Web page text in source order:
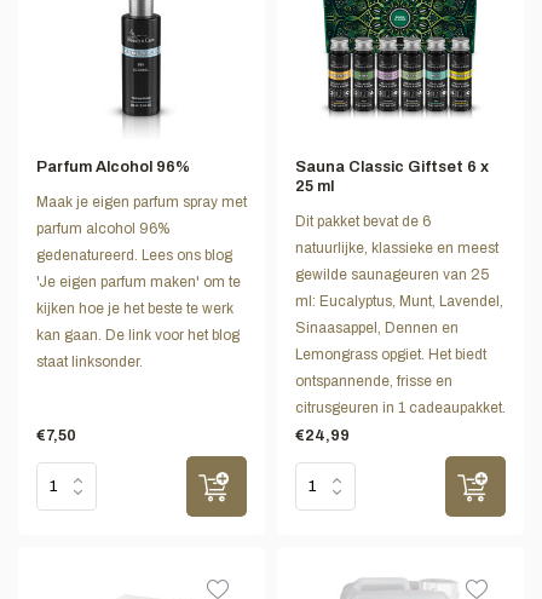
Parfum Alcohol 96%
Maak je eigen parfum spray met
parfum alcohol 96%
gedenatureerd. Lees ons blog
'Je eigen parfum maken' om te
kijken hoe je het beste te werk
kan gaan. De link voor het blog
staat linksonder.
€7,50
Sauna Classic Giftset 6 x
25 ml
Dit pakket bevat de 6
natuurlijke, klassieke en meest
gewilde saunageuren van 25
ml: Eucalyptus, Munt, Lavendel,
Sinaasappel, Dennen en
Lemongrass opgiet. Het biedt
ontspannende, frisse en
citrusgeuren in 1 cadeaupakket.
€24,99